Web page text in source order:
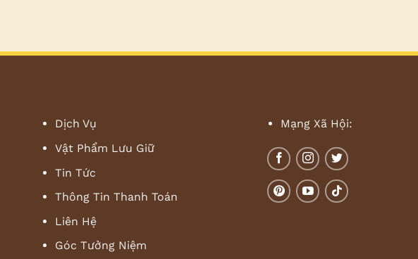
Dịch Vụ
Vật Phẩm Lưu Giữ
Tin Tức
Thông Tin Thanh Toán
Liên Hệ
Góc Tưởng Niệm
Mạng Xã Hội: